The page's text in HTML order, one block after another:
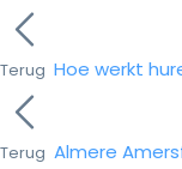
Terug Hoe werkt
Terug Almere